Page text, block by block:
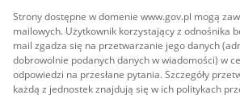
Strony dostępne w domenie www.gov.pl mogą
mailowych. Użytkownik korzystający z odnośnika
mail zgadza się na przetwarzanie jego danych
dobrowolnie podanych danych w wiadomości) w
odpowiedzi na przesłane pytania. Szczegóły
każdą z jednostek znajdują się w ich politykach